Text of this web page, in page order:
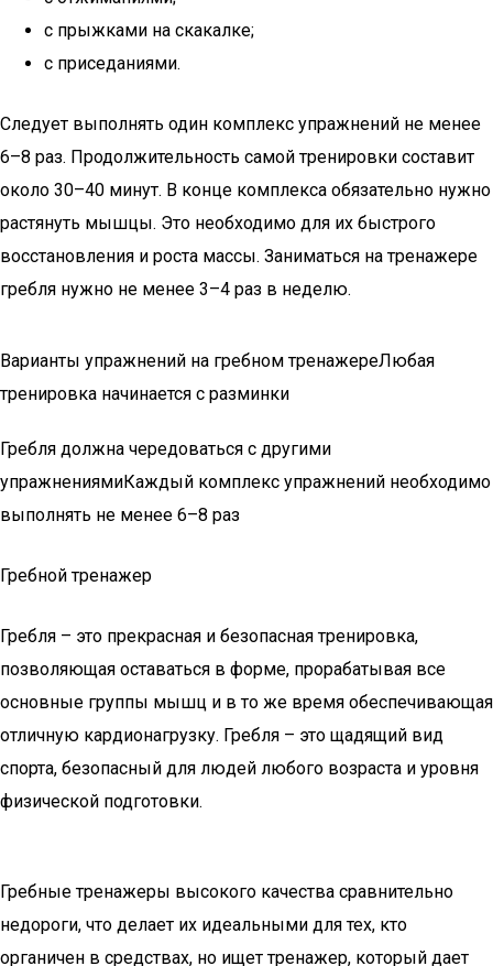
с прыжками на скакалке;
с приседаниями.
Следует выполнять один комплекс упражнений не менее
6–8 раз. Продолжительность самой тренировки составит
около 30–40 минут. В конце комплекса обязательно нужно
растянуть мышцы. Это необходимо для их быстрого
восстановления и роста массы. Заниматься на тренажере
гребля нужно не менее 3–4 раз в неделю.
Варианты упражнений на гребном тренажереЛюбая
тренировка начинается с разминки
Гребля должна чередоваться с другими
упражнениямиКаждый комплекс упражнений необходимо
выполнять не менее 6–8 раз
Гребной тренажер
Гребля – это прекрасная и безопасная тренировка,
позволяющая оставаться в форме, прорабатывая все
основные группы мышц и в то же время обеспечивающая
отличную кардионагрузку. Гребля – это щадящий вид
спорта, безопасный для людей любого возраста и уровня
физической подготовки.
Гребные тренажеры высокого качества сравнительно
недороги, что делает их идеальными для тех, кто
органичен в средствах, но ищет тренажер, который дает